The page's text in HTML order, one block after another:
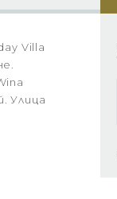
Villa
Улица